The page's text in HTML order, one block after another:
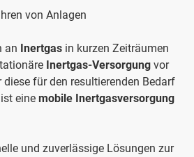
von Anlagen
an Inertgas in kurzen Zeiträumen
Inertgas-Versorgung vor
diese für den resultierenden Bedarf
eine mobile Inertgasversorgung
und zuverlässige Lösungen zur